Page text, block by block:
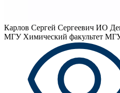
Карлов Сергей Сергеевич ИО
МГУ Химический факультет